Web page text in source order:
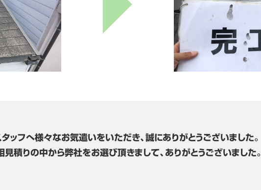
ッフへ様々なお気遣いをいただき、誠にありがとうございました。
見積りの中から弊社をお選び頂きまして、ありがとうございました。